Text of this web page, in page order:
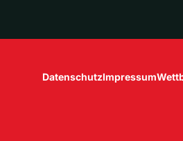
DatenschutzImpressum